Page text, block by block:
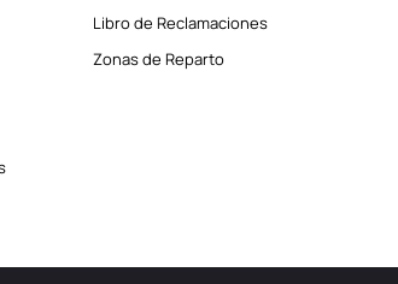
Libro de Reclamaciones
Zonas de Reparto